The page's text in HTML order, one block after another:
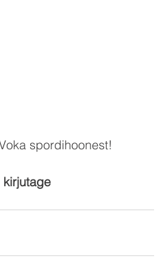
spordihoonest!
kirjutage